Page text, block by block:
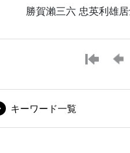
勝賀瀨三六 忠英
キーワード一覧